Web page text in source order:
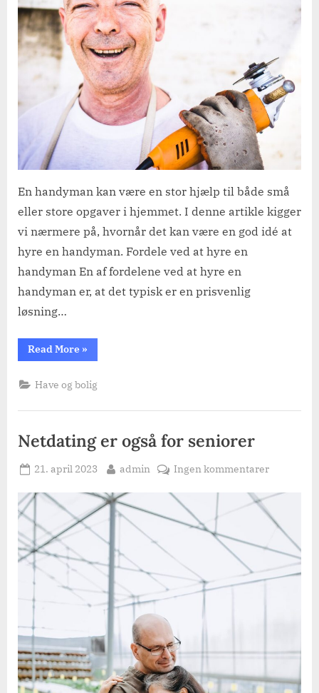
mange
fordele
ved
at
hyre
en
handyman
En handyman kan være en stor hjælp til både små
eller store opgaver i hjemmet. I denne artikle kigger
vi nærmere på, hvornår det kan være en god idé at
hyre en handyman. Fordele ved at hyre en
handyman En af fordelene ved at hyre en
handyman er, at det typisk er en prisvenlig
løsning…
Read More“Der
kan
mange
fordele
at
handyman”
»
Have og bolig
Netdating er også for seniorer
Posted
21. april 2023 By
admin Ingen kommentarertil
er
også
for
seniorer